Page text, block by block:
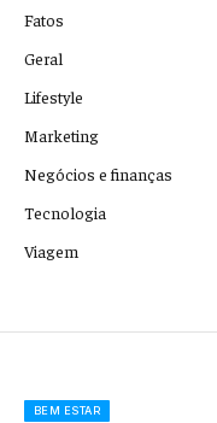
Fatos
Geral
Lifestyle
Marketing
Negócios e finanças
Tecnologia
Viagem
BEM ESTAR